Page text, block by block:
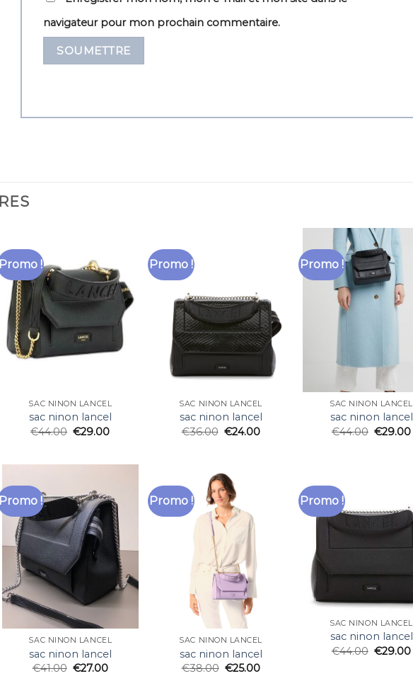
navigateur pour mon prochain commentaire.
Promo !
SAC NINON LANCEL
sac ninon lancel
€44.00 €29.00
Promo !
SAC NINON LANCEL
sac ninon lancel
€36.00 €24.00
Promo !
SAC NINON LANCEL
sac ninon lancel
€44.00 €29.00
Promo !
SAC NINON LANCEL
sac ninon lancel
€41.00 €27.00
Promo !
SAC NINON LANCEL
sac ninon lancel
€38.00 €25.00
Promo !
SAC NINON LANCEL
sac ninon lancel
€44.00 €29.00